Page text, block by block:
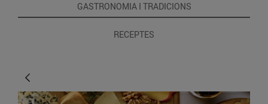
GASTRONOMIA I TRADICIONS
RECEPTES